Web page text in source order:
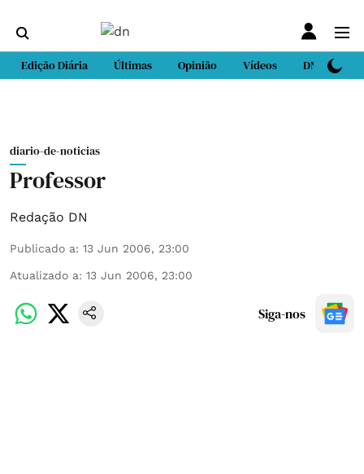
Edição Diária Últimas Opinião Vídeos DN Sport
diario-de-noticias
Professor
Redação DN
Publicado a: 13 Jun 2006, 23:00
Atualizado a: 13 Jun 2006, 23:00
Siga-nos